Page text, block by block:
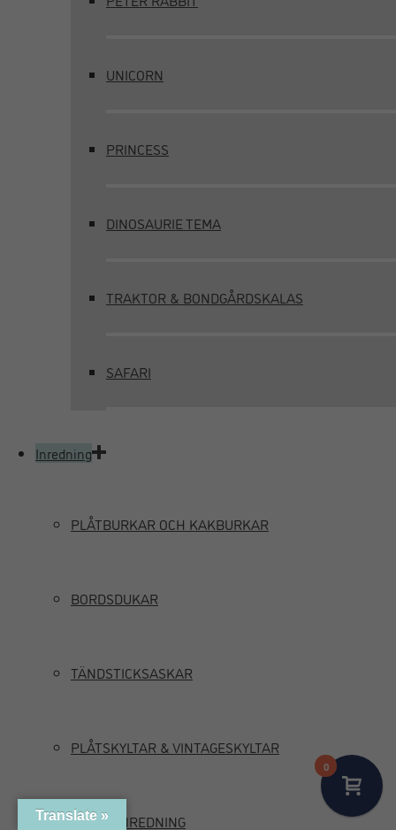
UNICORN
PRINCESS
DINOSAURIE TEMA
TRAKTOR & BONDGÅRDSKALAS
SAFARI
Inredning
PLÅTBURKAR OCH KAKBURKAR
BORDSDUKAR
TÄNDSTICKSASKAR
PLÅTSKYLTAR & VINTAGESKYLTAR
MARIN INREDNING
0
Translate »